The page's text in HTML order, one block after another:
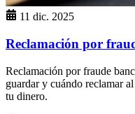
11 dic. 2025
Reclamación por
Reclamación por fraude
guardar y cuándo reclamar
tu dinero.